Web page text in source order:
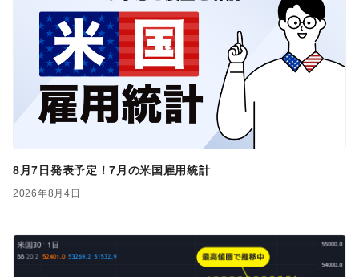
8月7日発表予定！7月の米国雇用統計
2026年8月4日